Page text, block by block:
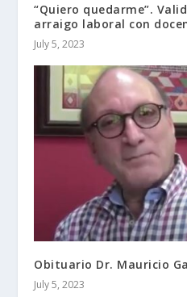
“Quiero quedarme”.
arraigo laboral con
July 5, 2023
Obituario Dr. Mauricio
July 5, 2023